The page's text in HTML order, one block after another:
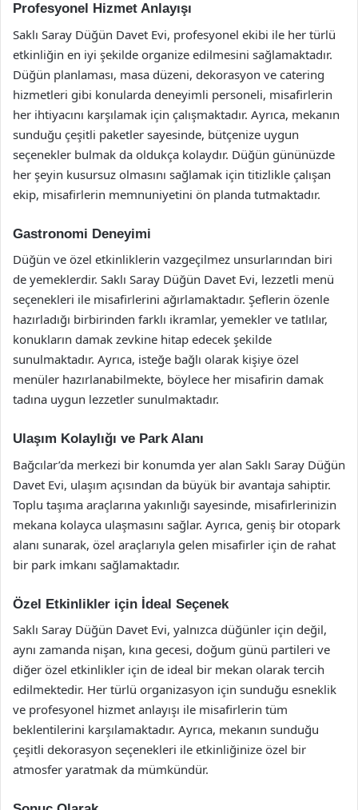
Profesyonel Hizmet Anlayışı
Saklı Saray Düğün Davet Evi, profesyonel ekibi ile her türlü
etkinliğin en iyi şekilde organize edilmesini sağlamaktadır.
Düğün planlaması, masa düzeni, dekorasyon ve catering
hizmetleri gibi konularda deneyimli personeli, misafirlerin
her ihtiyacını karşılamak için çalışmaktadır. Ayrıca, mekanın
sunduğu çeşitli paketler sayesinde, bütçenize uygun
seçenekler bulmak da oldukça kolaydır. Düğün gününüzde
her şeyin kusursuz olmasını sağlamak için titizlikle çalışan
ekip, misafirlerin memnuniyetini ön planda tutmaktadır.
Gastronomi Deneyimi
Düğün ve özel etkinliklerin vazgeçilmez unsurlarından biri
de yemeklerdir. Saklı Saray Düğün Davet Evi, lezzetli menü
seçenekleri ile misafirlerini ağırlamaktadır. Şeflerin özenle
hazırladığı birbirinden farklı ikramlar, yemekler ve tatlılar,
konukların damak zevkine hitap edecek şekilde
sunulmaktadır. Ayrıca, isteğe bağlı olarak kişiye özel
menüler hazırlanabilmekte, böylece her misafirin damak
tadına uygun lezzetler sunulmaktadır.
Ulaşım Kolaylığı ve Park Alanı
Bağcılar’da merkezi bir konumda yer alan Saklı Saray Düğün
Davet Evi, ulaşım açısından da büyük bir avantaja sahiptir.
Toplu taşıma araçlarına yakınlığı sayesinde, misafirlerinizin
mekana kolayca ulaşmasını sağlar. Ayrıca, geniş bir otopark
alanı sunarak, özel araçlarıyla gelen misafirler için de rahat
bir park imkanı sağlamaktadır.
Özel Etkinlikler için İdeal Seçenek
Saklı Saray Düğün Davet Evi, yalnızca düğünler için değil,
aynı zamanda nişan, kına gecesi, doğum günü partileri ve
diğer özel etkinlikler için de ideal bir mekan olarak tercih
edilmektedir. Her türlü organizasyon için sunduğu esneklik
ve profesyonel hizmet anlayışı ile misafirlerin tüm
beklentilerini karşılamaktadır. Ayrıca, mekanın sunduğu
çeşitli dekorasyon seçenekleri ile etkinliğinize özel bir
atmosfer yaratmak da mümkündür.